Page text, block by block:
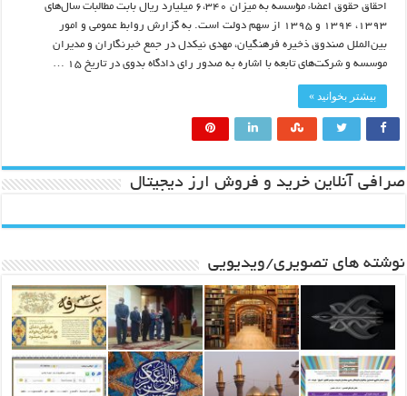
احقاق حقوق اعضاء مؤسسه به میزان ۶،۳۴۰ میلیارد ريال بابت مطالبات سال‌های
۱۳۹۳، ۱۳۹۴ و ۱۳۹۵ از سهم دولت است. به گزارش روابط‌ عمومی و امور
بین‌الملل صندوق ذخیره فرهنگیان، مهدی نیکدل در جمع خبرنگاران و مدیران
موسسه و شرکت‌های تابعه با اشاره به صدور رای دادگاه بدوی در تاریخ ۱۵ …
بیشتر بخوانید »
صرافی آنلاین خرید و فروش ارز دیجیتال
نوشته های تصویری/ویدیویی